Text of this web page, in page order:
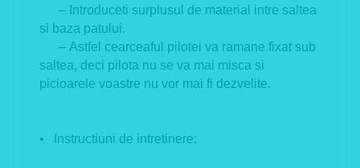
– Introduceti surplusul de material intre saltea
si baza patului.
– Astfel cearceaful pilotei va ramane fixat sub
saltea, deci pilota nu se va mai misca si
picioarele voastre nu vor mai fi dezvelite.
• Instructiuni de intretinere: